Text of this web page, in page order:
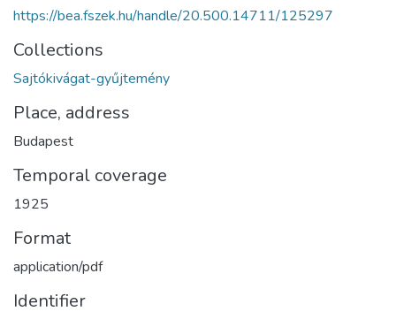
https://bea.fszek.hu/handle/20.500.14711/125297
Collections
Sajtókivágat-gyűjtemény
Place, address
Budapest
Temporal coverage
1925
Format
application/pdf
Identifier